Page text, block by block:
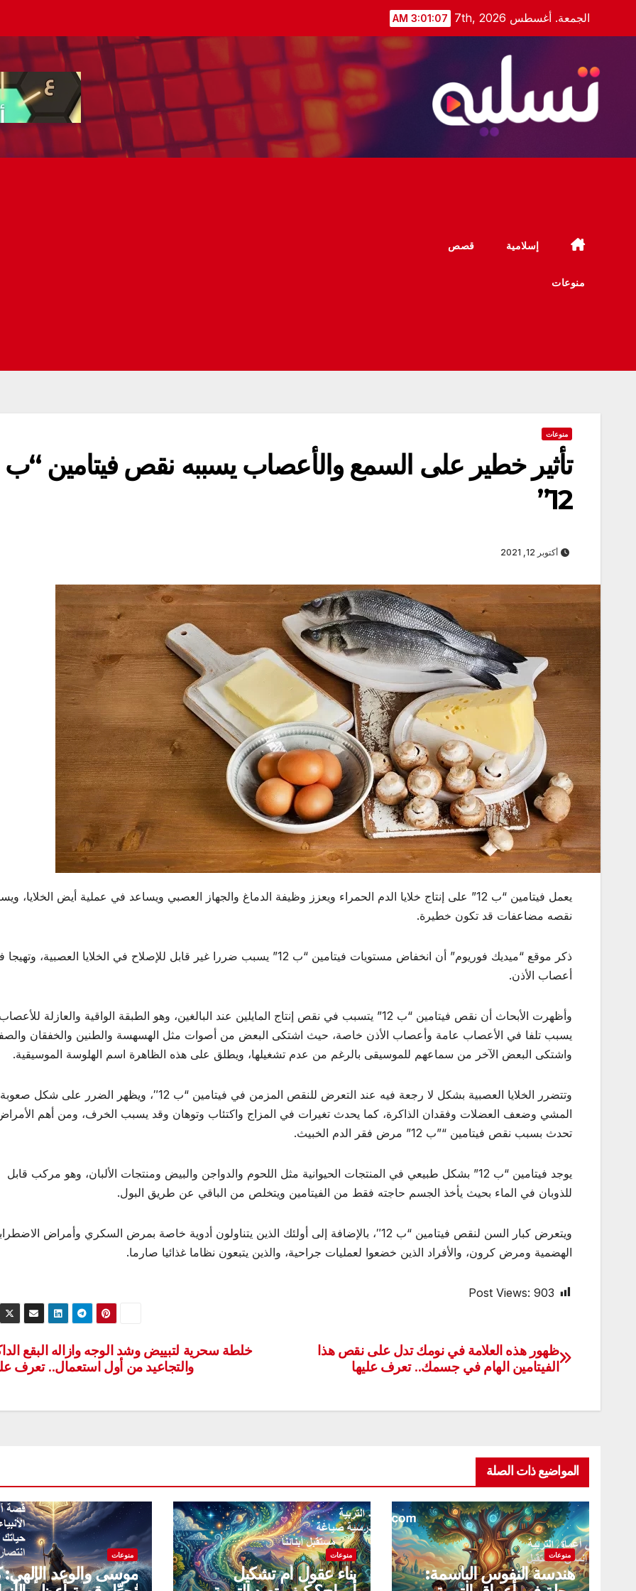
الجمعة. أغسطس 7th, 2026 3:01:07 AM
إسلامية قصص
منوعات
منوعات
تأثير خطير على السمع والأعصاب يسببه نقص فيتامين “ب
12”
أكتوبر 12, 2021
يعمل فيتامين “ب 12” على إنتاج خلايا الدم الحمراء ويعزز وظيفة الدماغ والجهاز العصبي ويساعد في عملية أيض الخلايا،
نقصه مضاعفات قد تكون خطيرة.
ذكر موقع “ميديك فوريوم” أن انخفاض مستويات فيتامين “ب 12” يسبب ضررا غير قابل للإصلاح في الخلايا العصبية،
أعصاب الأذن.
وأظهرت الأبحاث أن نقص فيتامين “ب 12” يتسبب في نقص إنتاج المايلين عند البالغين، وهو الطبقة الواقية والعازلة
يسبب تلفا في الأعصاب عامة وأعصاب الأذن خاصة، حيث اشتكى البعض من أصوات مثل الهسهسة والطنين والخفقان
واشتكى البعض الآخر من سماعهم للموسيقى بالرغم من عدم تشغيلها، ويطلق على هذه الظاهرة اسم الهلوسة الموسيقية.
وتتضرر الخلايا العصبية بشكل لا رجعة فيه عند التعرض للنقص المزمن في فيتامين “ب 12″، ويظهر الضرر
المشي وضعف العضلات وفقدان الذاكرة، كما يحدث تغيرات في المزاج واكتئاب وتوهان وقد يسبب الخرف، ومن أهم
تحدث بسبب نقص فيتامين “”ب 12” مرض فقر الدم الخبيث.
يوجد فيتامين “ب 12” بشكل طبيعي في المنتجات الحيوانية مثل اللحوم والدواجن والبيض ومنتجات الألبان، وهو مركب قابل
للذوبان في الماء بحيث يأخذ الجسم حاجته فقط من الفيتامين ويتخلص من الباقي عن طريق البول.
ويتعرض كبار السن لنقص فيتامين “ب 12″، بالإضافة إلى أولئك الذين يتناولون أدوية خاصة بمرض السكري وأمراض
الهضمية ومرض كرون، والأفراد الذين خضعوا لعمليات جراحية، والذين يتبعون نظاما غذائيا صارما.
Post Views: 903
تصفّح
خلطة سحرية لتبييض وشد الوجه وازاله البقع
والتجاعيد من أول استعمال.. تعرف
ظهور هذه العلامة في نومك تدل على نقص هذا
الفيتامين الهام في جسمك.. تعرف عليها
المواضيع ذات الصلة
منوعات
هندسة النفوس الباسمة:
منوعات
بناء عقول أم تشكيل
منوعات
موسى والوعد